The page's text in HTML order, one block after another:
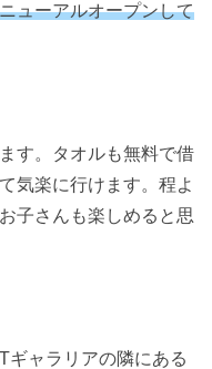
ューアルオープンして
す。タオルも無料で借
気楽に行けます。程よ
子さんも楽しめると思
ギャラリアの隣にある